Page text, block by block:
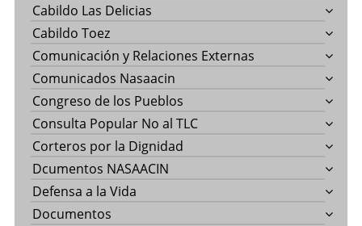
Cabildo Las Delicias
Cabildo Toez
Comunicación y Relaciones Externas
Comunicados Nasaacin
Congreso de los Pueblos
Consulta Popular No al TLC
Corteros por la Dignidad
Dcumentos NASAACIN
Defensa a la Vida
Documentos